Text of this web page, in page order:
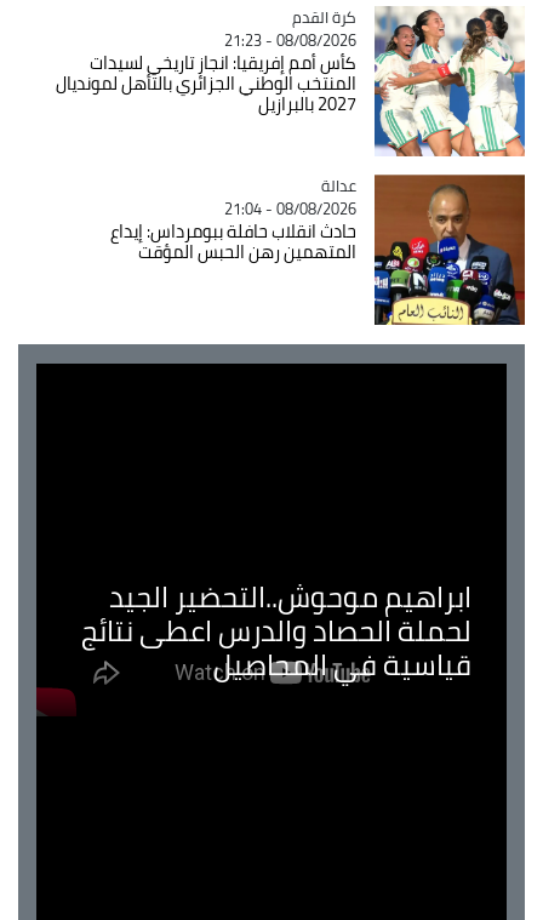
Catégorie
كرة القدم
08/08/2026 - 21:23
كأس أمم إفريقيا: انجاز تاريخي لسيدات
المنتخب الوطني الجزائري بالتأهل لمونديال
2027 بالبرازيل
Catégorie
عدالة
08/08/2026 - 21:04
حادث انقلاب حافلة ببومرداس: إيداع
المتهمين رهن الحبس المؤقت
ابراهيم موحوش..التحضير الجيد
لحملة الحصاد والدرس اعطى نتائج
قياسية في المحاصيل